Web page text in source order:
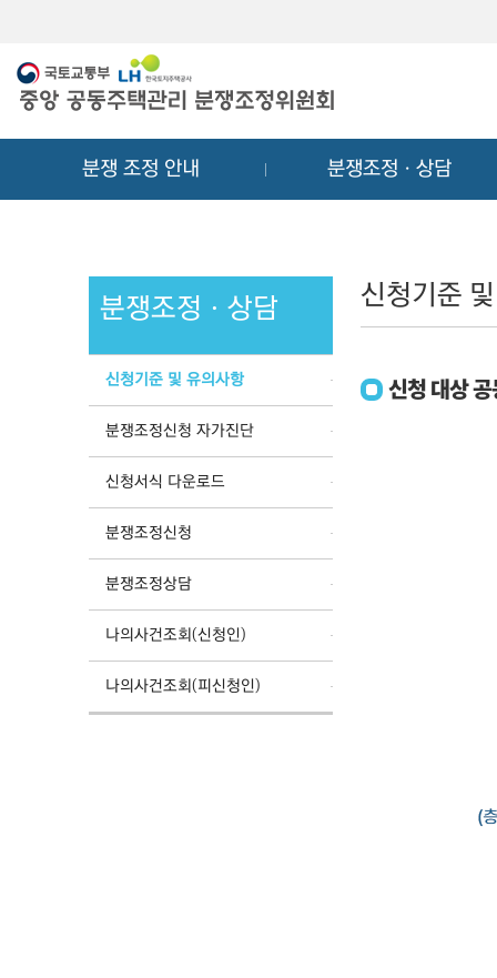
분쟁 조정 안내 분쟁조정ㆍ상담
분쟁조정ㆍ상담
신청기준 및 유의사항
분쟁조정신청 자가진단
신청서식 다운로드
분쟁조정신청
분쟁조정상담
나의사건조회(신청인)
나의사건조회(피신청인)
신청기준
신청 대상